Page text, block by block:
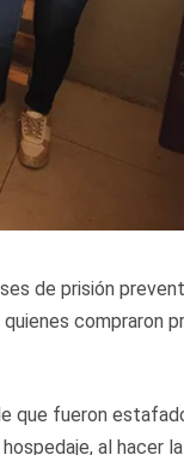
de prisión
compraron
que fueron
al hacer